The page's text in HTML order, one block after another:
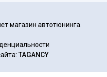
магазин автотюнинга.
TAGANCY